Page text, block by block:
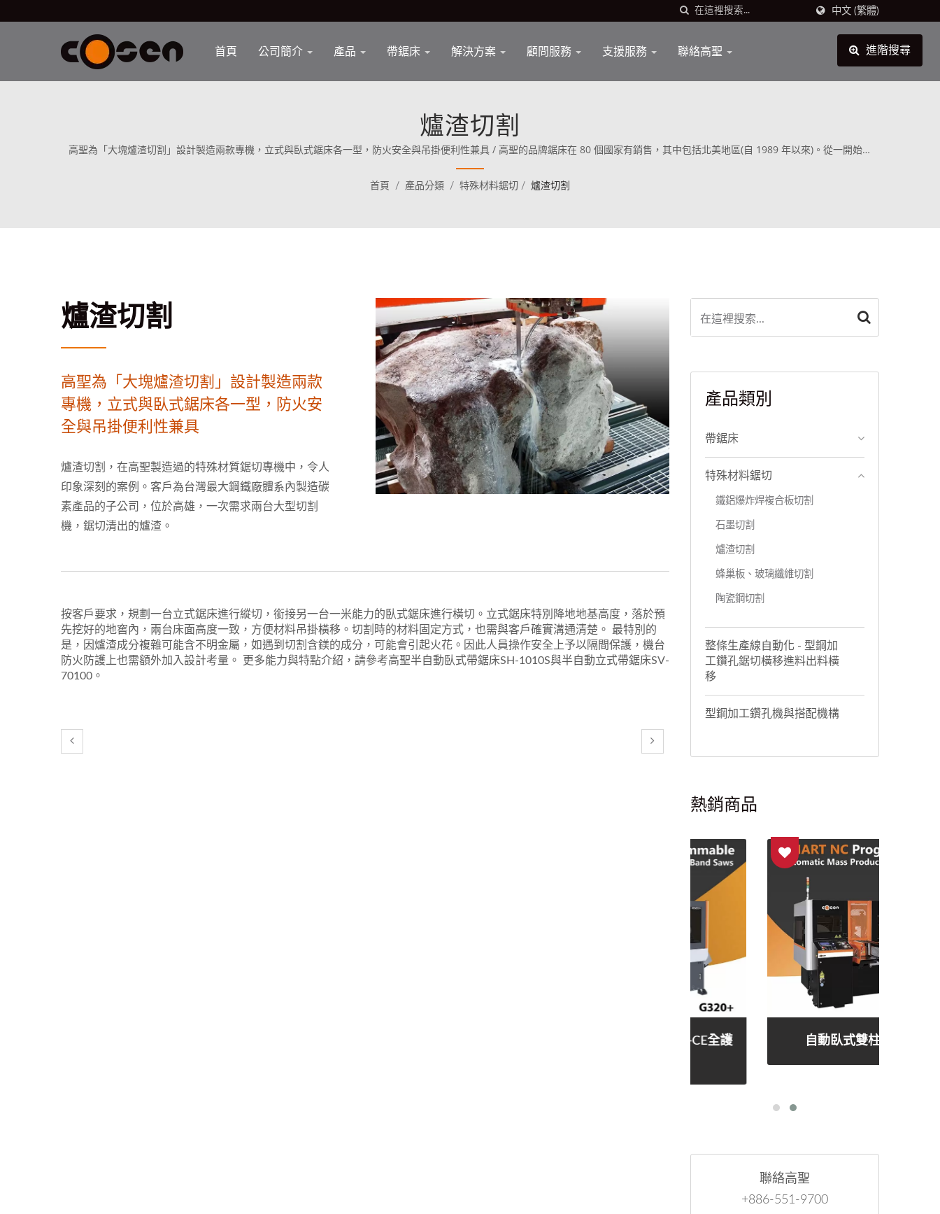
中文 (繁體)
首頁 公司簡介 產品 帶鋸床 解決方案 顧問服務 支援服務 聯絡高聖 進階搜尋
爐渣切割
高聖為「大塊爐渣切割」設計製造兩款專機，立式與臥式鋸床各一型，防火安全與吊掛便利性兼具 / 高聖的品牌鋸床在 80 個國家有銷售，其中包括北美地區(自 1989 年以來)。從一開始，
Cosen 就清楚地將其使命定位為直接與世界上最優秀的競爭對手競爭。
首頁 / 產品分類 / 特殊材料鋸切 / 爐渣切割
爐渣切割
高聖為「大塊爐渣切割」設計製造兩款
專機，立式與臥式鋸床各一型，防火安
全與吊掛便利性兼具
爐渣切割，在高聖製造過的特殊材質鋸切專機中，令人
印象深刻的案例。客戶為台灣最大鋼鐵廠體系內製造碳
素產品的子公司，位於高雄，一次需求兩台大型切割
機，鋸切清出的爐渣。
按客戶要求，規劃一台立式鋸床進行縱切，銜接另一台一米能力的臥式鋸床進行橫切。立式鋸床特別降地地基高度，落於預
先挖好的地窖內，兩台床面高度一致，方便材料吊掛橫移。切割時的材料固定方式，也需與客戶確實溝通清楚。 最特別的
是，因爐渣成分複雜可能含不明金屬，如遇到切割含鎂的成分，可能會引起火花。因此人員操作安全上予以隔間保護，機台
防火防護上也需額外加入設計考量。 更多能力與特點介紹，請參考高聖半自動臥式帶鋸床SH-1010S與半自動立式帶鋸床SV-
70100。
產品類別
帶鋸床
特殊材料鋸切
鐵鋁爆炸焊複合板切割
石墨切割
爐渣切割
蜂巢板、玻璃纖維切割
陶瓷鋼切割
整條生產線自動化 - 型鋼加
工鑽孔鋸切橫移進料出料橫
移
型鋼加工鑽孔機與搭配機構
熱銷商品
自動臥式雙柱帶鋸床
聯絡高聖
+886-551-9700